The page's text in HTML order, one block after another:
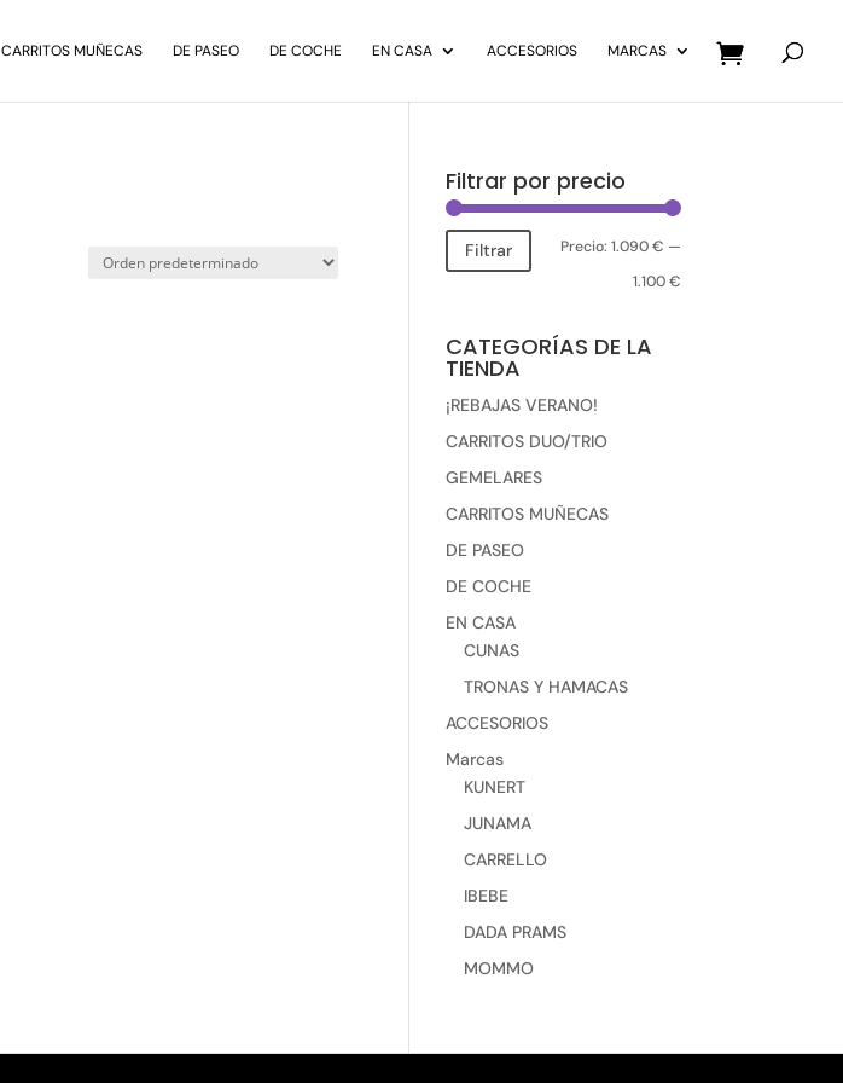
CARRITOS MUÑECAS DE PASEO DE COCHE EN CASA ACCESORIOS MARCAS
productos
Filtrar por precio
Filtrar Precio: 1.090 € —
1.100 €
CATEGORÍAS DE LA
TIENDA
¡REBAJAS VERANO!
CARRITOS DUO/TRIO
GEMELARES
CARRITOS MUÑECAS
DE PASEO
DE COCHE
EN CASA
CUNAS
TRONAS Y HAMACAS
ACCESORIOS
Marcas
KUNERT
JUNAMA
CARRELLO
IBEBE
DADA PRAMS
MOMMO